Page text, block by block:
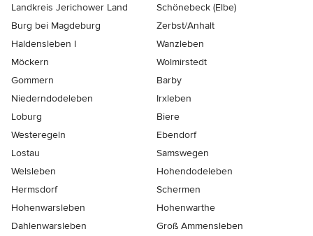
Landkreis Jerichower Land
Schönebeck (Elbe)
Burg bei Magdeburg
Zerbst/Anhalt
Haldensleben I
Wanzleben
Möckern
Wolmirstedt
Gommern
Barby
Niederndodeleben
Irxleben
Loburg
Biere
Westeregeln
Ebendorf
Lostau
Samswegen
Welsleben
Hohendodeleben
Hermsdorf
Schermen
Hohenwarsleben
Hohenwarthe
Dahlenwarsleben
Groß Ammensleben